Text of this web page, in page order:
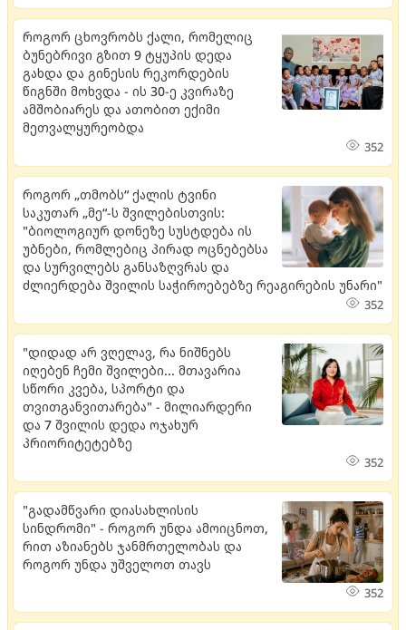
როგორ ცხოვრობს ქალი, რომელიც
ბუნებრივი გზით 9 ტყუპის დედა
გახდა და გინესის რეკორდების
წიგნში მოხვდა - ის 30-ე კვირაზე
ამშობიარეს და ათობით ექიმი
მეთვალყურეობდა
352
როგორ „თმობს“ ქალის ტვინი
საკუთარ „მე“-ს შვილებისთვის:
"ბიოლოგიურ დონეზე სუსტდება ის
უბნები, რომლებიც პირად ოცნებებსა
და სურვილებს განსაზღვრას და
ძლიერდება შვილის საჭიროებებზე რეაგირების უნარი"
352
"დიდად არ ვღელავ, რა ნიშნებს
იღებენ ჩემი შვილები... მთავარია
სწორი კვება, სპორტი და
თვითგანვითარება" - მილიარდერი
და 7 შვილის დედა ოჯახურ
პრიორიტეტებზე
352
"გადამწვარი დიასახლისის
სინდრომი" - როგორ უნდა ამოიცნოთ,
რით აზიანებს ჯანმრთელობას და
როგორ უნდა უშველოთ თავს
352